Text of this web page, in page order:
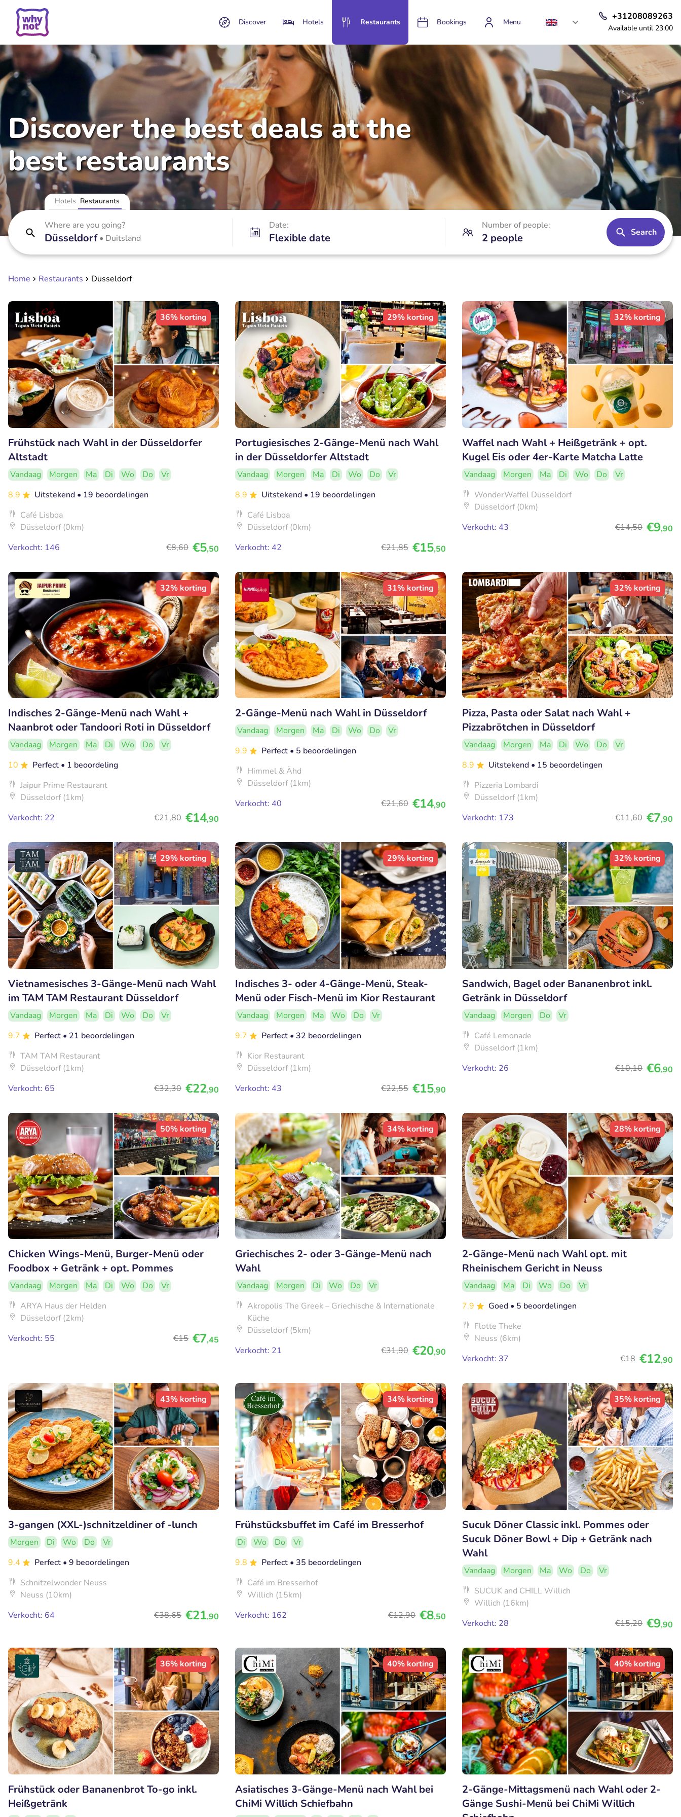
Discover Hotels Restaurants Bookings Menu
+31208089263
Available until 23:00
Discover the best deals at the
best restaurants
Hotels Restaurants
Where are you going?
Düsseldorf• Duitsland
Date:
Flexible date
Number of people:
2 people Search
Home Restaurants Düsseldorf
36% korting
Frühstück nach Wahl in der Düsseldorfer
Altstadt
Vandaag Morgen Ma Di Wo Do
Vr
8.9
Uitstekend • 19 beoordelingen
Café Lisboa
Düsseldorf (0km)
Verkocht: 146
€8,60 €5,50
29% korting
Portugiesisches 2-Gänge-Menü nach Wahl
in der Düsseldorfer Altstadt
Vandaag Morgen Ma Di Wo Do
Vr
8.9
Uitstekend • 19 beoordelingen
Café Lisboa
Düsseldorf (0km)
Verkocht: 42
€21,85 €15,50
32% korting
Waffel nach Wahl + Heißgetränk + opt.
Kugel Eis oder 4er-Karte Matcha Latte
Vandaag Morgen Ma Di Wo Do
Vr
WonderWaffel Düsseldorf
Düsseldorf (0km)
Verkocht: 43
€14,50 €9,90
32% korting
Indisches 2-Gänge-Menü nach Wahl +
Naanbrot oder Tandoori Roti in Düsseldorf
Vandaag Morgen Ma Di Wo Do
Vr
10
Perfect • 1 beoordeling
Jaipur Prime Restaurant
Düsseldorf (1km)
Verkocht: 22
€21,80 €14,90
31% korting
2-Gänge-Menü nach Wahl in Düsseldorf
Vandaag Morgen Ma Di Wo Do
Vr
9.9
Perfect • 5 beoordelingen
Himmel & Ähd
Düsseldorf (1km)
Verkocht: 40
€21,60 €14,90
32% korting
Pizza, Pasta oder Salat nach Wahl +
Pizzabrötchen in Düsseldorf
Vandaag Morgen Ma Di Wo Do
Vr
8.9
Uitstekend • 15 beoordelingen
Pizzeria Lombardi
Düsseldorf (1km)
Verkocht: 173
€11,60 €7,90
29% korting
Vietnamesisches 3-Gänge-Menü nach Wahl
im TAM TAM Restaurant Düsseldorf
Vandaag Morgen Ma Di Wo Do
Vr
9.7
Perfect • 21 beoordelingen
TAM TAM Restaurant
Düsseldorf (1km)
Verkocht: 65
€32,30 €22,90
29% korting
Indisches 3- oder 4-Gänge-Menü, Steak-
Menü oder Fisch-Menü im Kior Restaurant
Vandaag Morgen Ma Wo Do
Vr
9.7
Perfect • 32 beoordelingen
Kior Restaurant
Düsseldorf (1km)
Verkocht: 43
€22,55 €15,90
32% korting
Sandwich, Bagel oder Bananenbrot inkl.
Getränk in Düsseldorf
Vandaag Morgen Do
Vr
Café Lemonade
Düsseldorf (1km)
Verkocht: 26
€10,10 €6,90
50% korting
Chicken Wings-Menü, Burger-Menü oder
Foodbox + Getränk + opt. Pommes
Vandaag Morgen Ma Di Wo Do
Vr
ARYA Haus der Helden
Düsseldorf (2km)
Verkocht: 55
€15 €7,45
34% korting
Griechisches 2- oder 3-Gänge-Menü nach
Wahl
Vandaag Morgen Di Wo Do
Vr
Akropolis The Greek – Griechische & Internationale
Küche
Düsseldorf (5km)
Verkocht: 21
€31,90 €20,90
28% korting
2-Gänge-Menü nach Wahl opt. mit
Rheinischem Gericht in Neuss
Vandaag Ma Di Wo Do
Vr
7.9
Goed • 5 beoordelingen
Flotte Theke
Neuss (6km)
Verkocht: 37
€18 €12,90
43% korting
3-gangen (XXL-)schnitzeldiner of -lunch
Morgen Di Wo Do
Vr
9.4
Perfect • 9 beoordelingen
Schnitzelwonder Neuss
Neuss (10km)
Verkocht: 64
€38,65 €21,90
34% korting
Frühstücksbuffet im Café im Bresserhof
Di Wo Do
Vr
9.8
Perfect • 35 beoordelingen
Café im Bresserhof
Willich (15km)
Verkocht: 162
€12,90 €8,50
35% korting
Sucuk Döner Classic inkl. Pommes oder
Sucuk Döner Bowl + Dip + Getränk nach
Wahl
Vandaag Morgen Ma Wo Do
Vr
SUCUK and CHILL Willich
Willich (16km)
Verkocht: 28
€15,20 €9,90
36% korting
Frühstück oder Bananenbrot To-go inkl.
Heißgetränk
40% korting
Asiatisches 3-Gänge-Menü nach Wahl bei
ChiMi Willich Schiefbahn
40% korting
2-Gänge-Mittagsmenü nach Wahl oder 2-
Gänge Sushi-Menü bei ChiMi Willich